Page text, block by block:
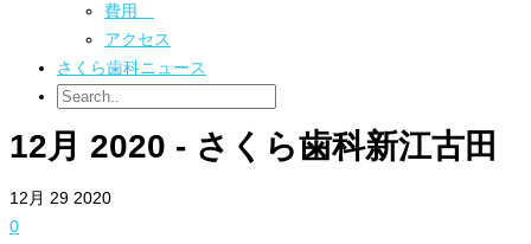
費用
アクセス
さくら歯科ニュース
12月 2020 - さくら歯科新江古田
12月 29 2020
0